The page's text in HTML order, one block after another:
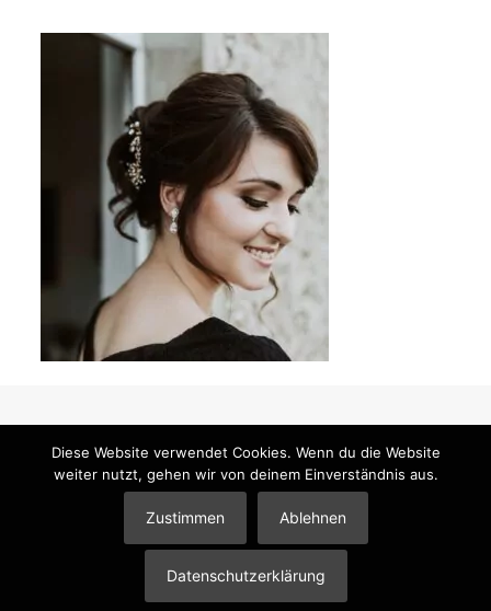
© 2026 Mandy Klimt Brautstyling & Make-Up |Impressum
Datenschutzerklärung|Partner
Diese Website verwendet Cookies. Wenn du die Website
weiter nutzt, gehen wir von deinem Einverständnis aus.
Zustimmen Ablehnen
Datenschutzerklärung